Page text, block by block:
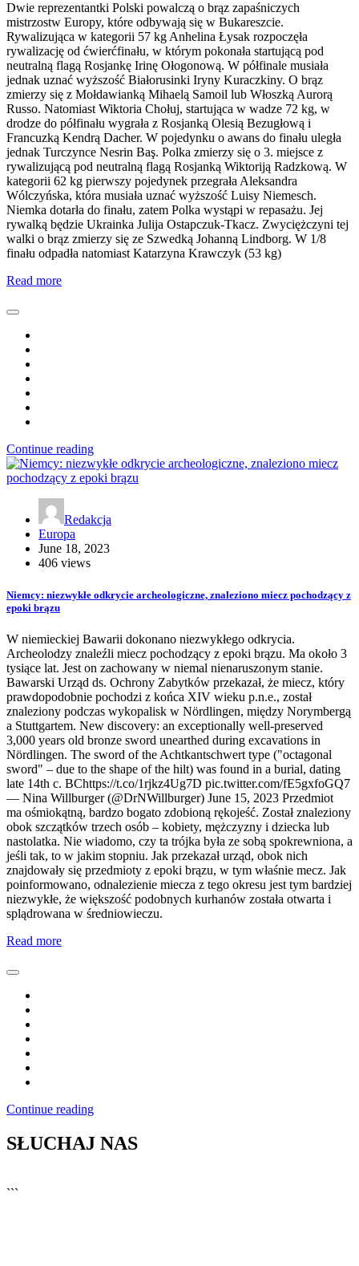
Dwie reprezentantki Polski powalczą o brąz zapaśniczych
mistrzostw Europy, które odbywają się w Bukareszcie.
Rywalizująca w kategorii 57 kg Anhelina Łysak rozpoczęła
rywalizację od ćwierćfinału, w którym pokonała startującą pod
neutralną flagą Rosjankę Irinę Ołogonową. W półfinale musiała
jednak uznać wyższość Białorusinki Iryny Kuraczkiny. O brąz
zmierzy się z Mołdawianką Mihaelą Samoil lub Włoszką Aurorą
Russo. Natomiast Wiktoria Chołuj, startująca w wadze 72 kg, w
drodze do półfinału wygrała z Rosjanką Olesią Bezugłową i
Francuzką Kendrą Dacher. W pojedynku o awans do finału uległa
jednak Turczynce Nesrin Baş. Polka zmierzy się o 3. miejsce z
rywalizującą pod neutralną flagą Rosjanką Wiktoriją Radzkową. W
kategorii 62 kg pierwszy pojedynek przegrała Aleksandra
Wólczyńska, która musiała uznać wyższość Luisy Niemesch.
Niemka dotarła do finału, zatem Polka wystąpi w repasażu. Jej
rywalką będzie Ukrainka Julija Ostapczuk-Tkacz. Zwyciężczyni tej
walki o brąz zmierzy się ze Szwedką Johanną Lindborg. W 1/8
finału odpadła natomiast Katarzyna Krawczyk (53 kg)
Read more
Continue reading
Redakcja
Europa
June 18, 2023
406 views
Niemcy: niezwykłe odkrycie archeologiczne, znaleziono miecz pochodzący z
epoki brązu
W niemieckiej Bawarii dokonano niezwykłego odkrycia.
Archeolodzy znaleźli miecz pochodzący z epoki brązu. Ma około 3
tysiące lat. Jest on zachowany w niemal nienaruszonym stanie.
Bawarski Urząd ds. Ochrony Zabytków przekazał, że miecz, który
prawdopodobnie pochodzi z końca XIV wieku p.n.e., został
znaleziony podczas wykopalisk w Nördlingen, między Norymbergą
a Stuttgartem. New discovery: an exceptionally well-preserved
3,000 years old bronze sword unearthed during excavations in
Nördlingen. The sword of the Achtkantschwert type ("octagonal
sword" – due to the shape of the hilt) was found in a burial, dating
late 14th c. BChttps://t.co/1rjkz4Ug7D pic.twitter.com/fE5gxfoGQ7
— Nina Willburger (@DrNWillburger) June 15, 2023 Przedmiot
ma ośmiokątną, bardzo bogato zdobioną rękojeść. Został znaleziony
obok szczątków trzech osób – kobiety, mężczyzny i dziecka lub
nastolatka. Nie wiadomo, czy ta trójka była ze sobą spokrewniona, a
jeśli tak, to w jakim stopniu. Jak przekazał urząd, obok nich
znajdowały się przedmioty z epoki brązu, w tym właśnie mecz. Jak
poinformowano, odnalezienie miecza z tego okresu jest tym bardziej
niezwykłe, że większość podobnych kurhanów została otwarta i
splądrowana w średniowieczu.
Read more
Continue reading
SŁUCHAJ NAS
```